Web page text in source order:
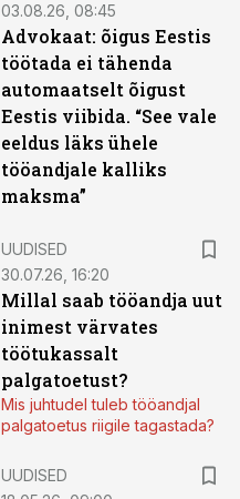
03.08.26, 08:45
Advokaat: õigus Eestis
töötada ei tähenda
automaatselt õigust
Eestis viibida. “See vale
eeldus läks ühele
tööandjale kalliks
maksma”
UUDISED
30.07.26, 16:20
Millal saab tööandja uut
inimest värvates
töötukassalt
palgatoetust?
Mis juhtudel tuleb tööandjal
palgatoetus riigile tagastada?
UUDISED